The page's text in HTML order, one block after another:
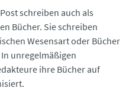
schreiben auch als
Bücher. Sie schreiben
Wesensart oder Bücher
unregelmäßigen
ihre Bücher auf